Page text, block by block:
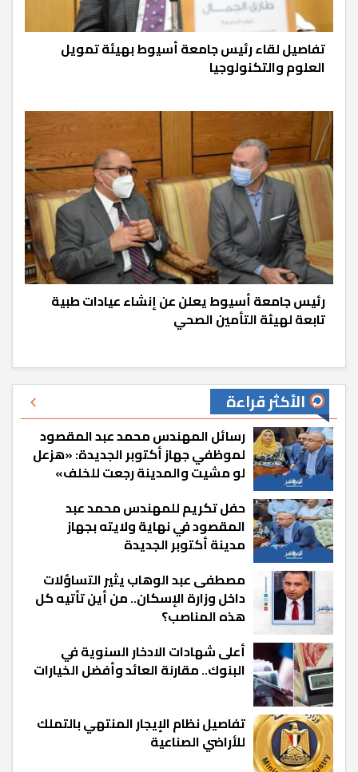
تفاصيل لقاء رئيس جامعة أسيوط بهيئة تمويل
العلوم والتكنولوجيا
رئيس جامعة أسيوط يعلن عن إنشاء عيادات طبية
تابعة لهيئة التأمين الصحي
الأكثر قراءة
رسائل المهندس محمد عبد المقصود
لموظفي جهاز أكتوبر الجديدة: «هزعل
لو مشيت والمدينة رجعت للخلف»
حفل تكريم للمهندس محمد عبد
المقصود في نهاية ولايته بجهاز
مدينة أكتوبر الجديدة
مصطفى عبد الوهاب يثير التساؤلات
داخل وزارة الإسكان.. من أين تأتيه كل
هذه المناصب؟
أعلى شهادات الادخار السنوية في
البنوك.. مقارنة العائد وأفضل الخيارات
تفاصيل نظام الإيجار المنتهي بالتملك
للأراضي الصناعية